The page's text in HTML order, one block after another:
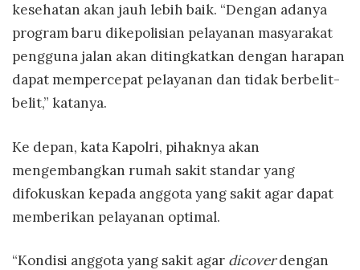
kesehatan akan jauh lebih baik. “Dengan adanya
program baru dikepolisian pelayanan masyarakat
pengguna jalan akan ditingkatkan dengan harapan
dapat mempercepat pelayanan dan tidak berbelit-
belit,” katanya.
Ke depan, kata Kapolri, pihaknya akan
mengembangkan rumah sakit standar yang
difokuskan kepada anggota yang sakit agar dapat
memberikan pelayanan optimal.
“Kondisi anggota yang sakit agar dicoverdengan